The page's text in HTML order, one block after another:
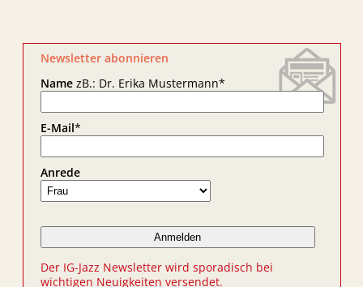
Newsletter abonnieren
NamezB.: Dr. Erika Mustermann*
E-Mail*
Anrede
Der IG-Jazz Newsletter wird sporadisch bei
wichtigen Neuigkeiten versendet.